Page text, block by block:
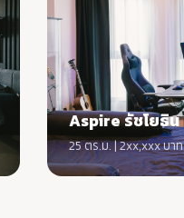
Aspire รัชโยธิน
25 ตร.ม. | 2xx,xxx บาท